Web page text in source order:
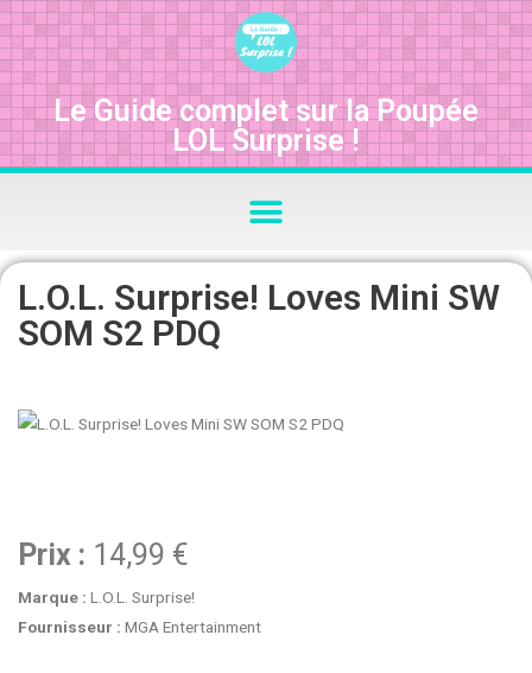
Le Guide complet sur la Poupée
LOL Surprise !
L.O.L. Surprise! Loves Mini SW
SOM S2 PDQ
Prix : 14,99 €
Marque : L.O.L. Surprise!
Fournisseur : MGA Entertainment